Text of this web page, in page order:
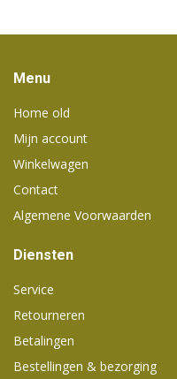
Menu
Home old
Mijn account
Winkelwagen
Contact
Algemene Voorwaarden
Diensten
Service
Retourneren
Betalingen
Bestellingen & bezorging